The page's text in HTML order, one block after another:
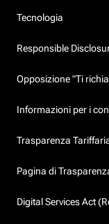
Tecnologia
Responsible
Opposizione "Ti
Informazioni per i
Trasparenza
Pagina di
Digital Services Act